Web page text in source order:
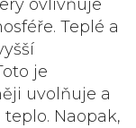
ovlivňuje
Teplé a
je
uvolňuje a
Naopak,